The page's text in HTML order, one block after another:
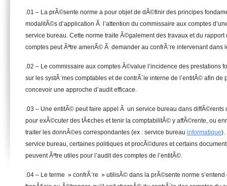
.01 – La prÃ©sente norme a pour objet de dÃ©finir des principes
modalitÃ©s d’application Ã l’attention du commissaire aux comptes
service bureau. Cette norme traite Ã©galement des travaux et du
comptes peut Ãªtre amenÃ© Ã demander au confrÃ¨re intervenant dans
.02 – Le commissaire aux comptes Ã©value l’incidence des prestations
sur les systÃ¨mes comptables et de contrÃ´le interne de l’entitÃ© afin de
concevoir une approche d’audit efficace.
.03 – Une entitÃ© peut faire appel Ã un service bureau dans diffÃ©rents
pour exÃ©cuter des tÃ¢ches et tenir la comptabilitÃ© y affÃ©rente, ou
traiter les donnÃ©es correspondantes (ex : service bureau informatique).
service bureau, certaines politiques et procÃ©dures et certains
peuvent Ãªtre utiles pour l’audit des comptes de l’entitÃ©.
.04 – Le terme » confrÃ¨re » utilisÃ© dans la prÃ©sente norme s’entend